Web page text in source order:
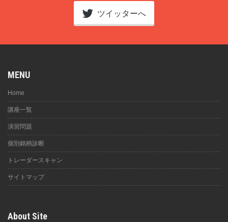
ツイッターへ
MENU
Home
講座一覧
演習問題
個別銘柄診断
トレーダースキャン
サイトマップ
About Site